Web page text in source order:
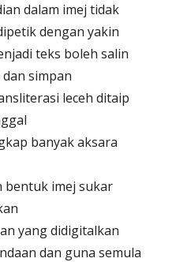
dalam imej tidak
dengan yakin
teks boleh salin
simpan
leceh ditaip
banyak aksara
bentuk imej sukar
yang didigitalkan
dan guna semula